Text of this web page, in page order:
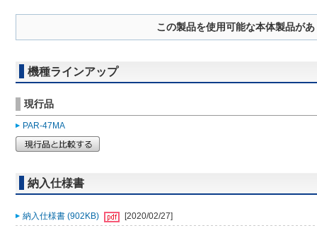
この製品を使用可能な本体製品が
機種ラインアップ
現行品
PAR-47MA
納入仕様書
納入仕様書 (902KB) [2020/02/27]